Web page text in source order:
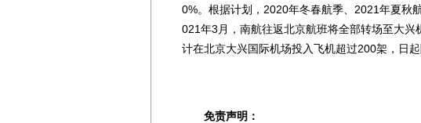
0%。根据计划，2020年冬春航季、2021年夏秋
021年3月，南航往返北京航班将全部转场至大
计在北京大兴国际机场投入飞机超过200架，日起
免责声明：